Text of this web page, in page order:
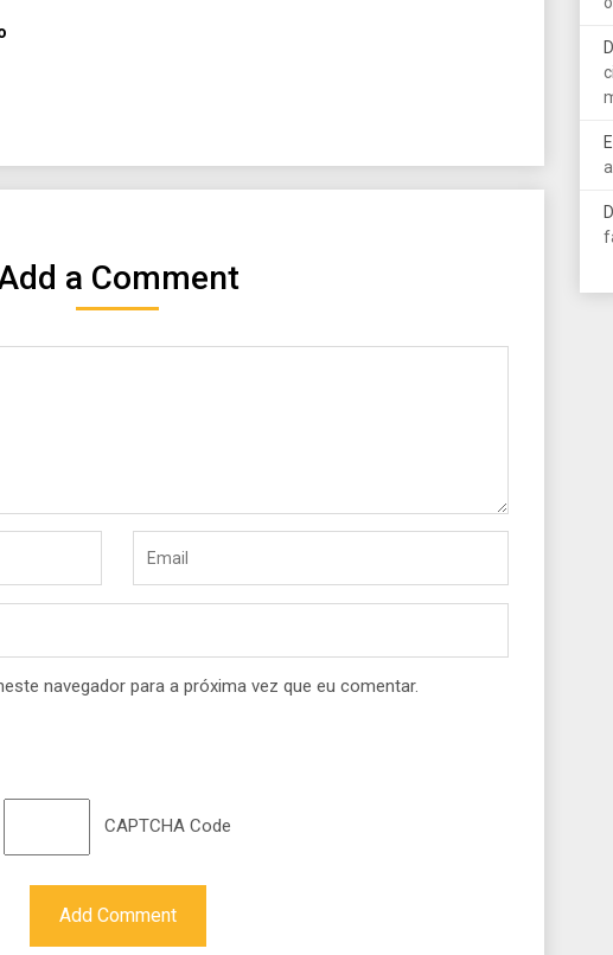
a Comment
navegador para a próxima vez que eu comentar.
CAPTCHA Code